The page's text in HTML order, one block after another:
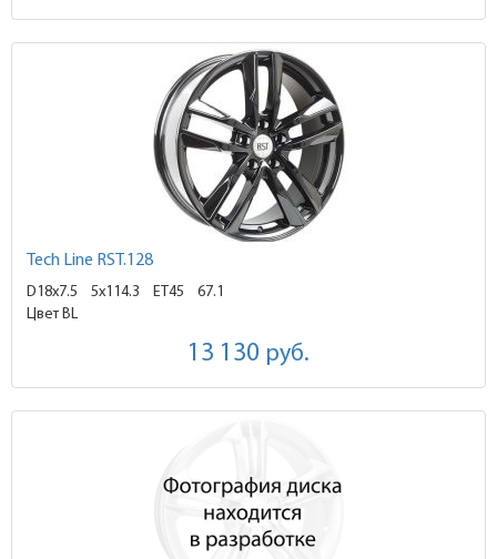
Tech Line RST.128
D18x7.5 5x114.3 ET45
67.1
Цвет BL
13 130 руб.